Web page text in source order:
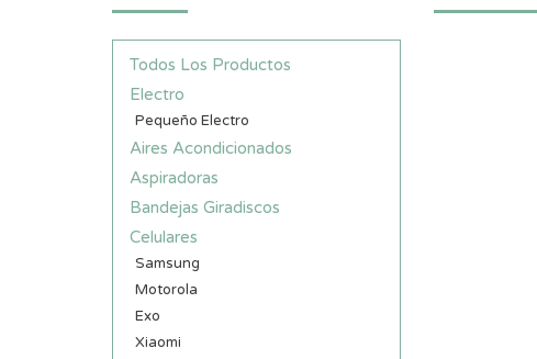
Todos Los Productos
Electro
Pequeño Electro
Aires Acondicionados
Aspiradoras
Bandejas Giradiscos
Celulares
Samsung
Motorola
Exo
Xiaomi